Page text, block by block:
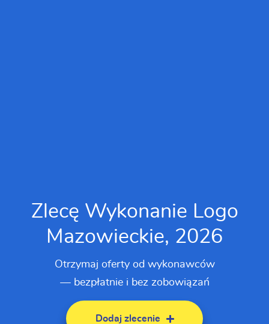
Zlecę Wykonanie Logo
Mazowieckie, 2026
Otrzymaj oferty od wykonawców
— bezpłatnie i bez zobowiązań
Dodaj zlecenie